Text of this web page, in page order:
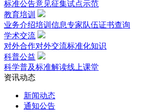
标准公告意见征集试点示范
教育培训
业务介绍培训信息专家队伍证书查询
学术交流
对外合作对外交流标准化知识
科普公益
科学普及标准解读线上课堂
资讯动态
新闻动态
通知公告